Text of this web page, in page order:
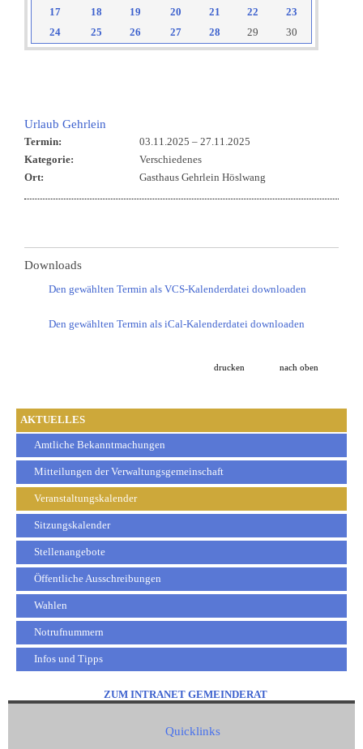
AKTUELLES
Amtliche Bekanntmachungen
Mitteilungen der Verwaltungsgemeinschaft
Veranstaltungskalender
Sitzungskalender
Stellenangebote
Öffentliche Ausschreibungen
Wahlen
Notrufnummern
Infos und Tipps
17
18 19 20 21 22
23
24
25 26 27 28 29 30
Urlaub Gehrlein
Termin: 03.11.2025 – 27.11.2025
Kategorie:
Verschiedenes
Ort:
Gasthaus Gehrlein Höslwang
Downloads
Den gewählten Termin als VCS-Kalenderdatei downloaden
Den gewählten Termin als iCal-Kalenderdatei downloaden
drucken nach oben
ZUM INTRANET GEMEINDERAT
Quicklinks